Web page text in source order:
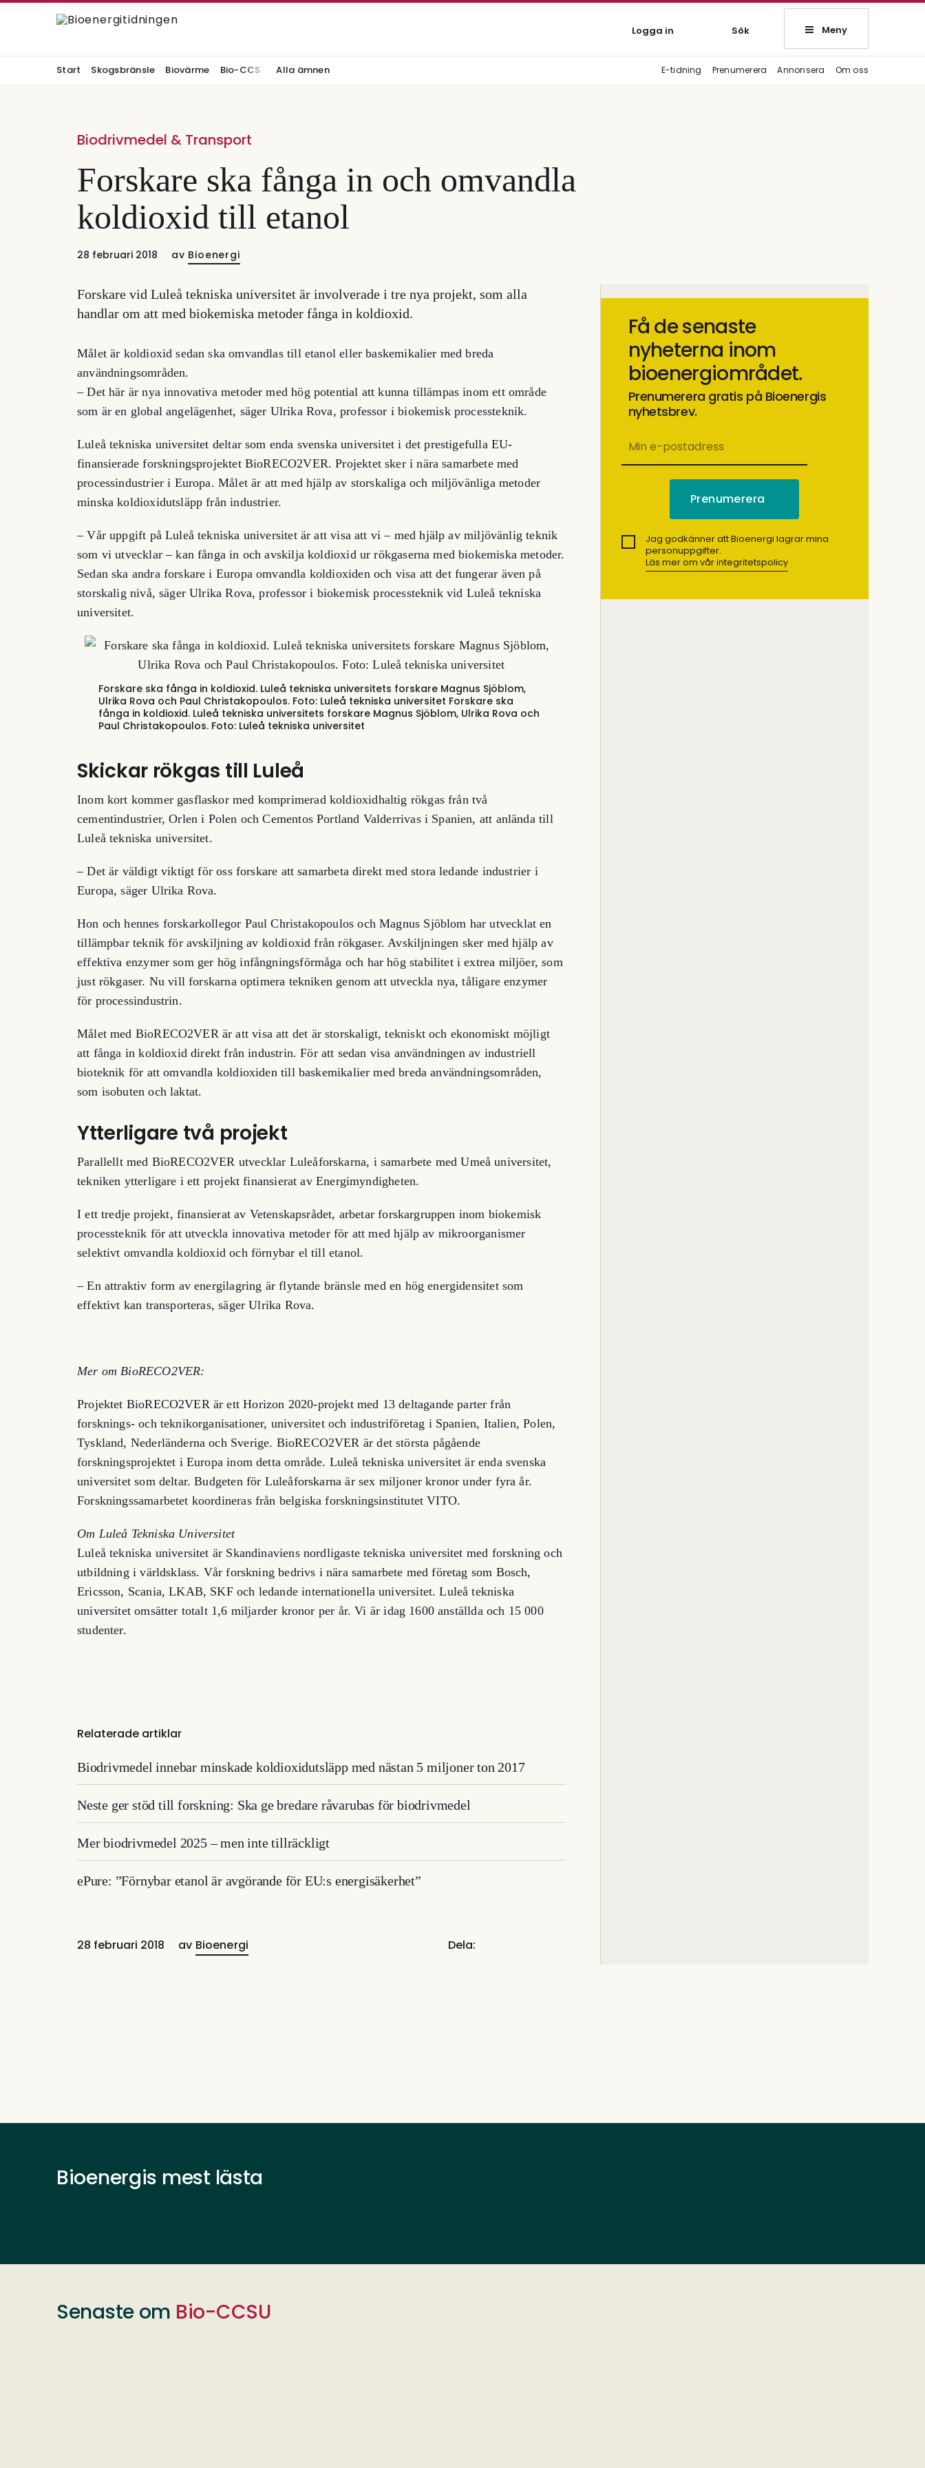
Logga in Sök Meny
Start Skogsbränsle Biovärme Bio-CCS Alla ämnen E-tidning Prenumerera Annonsera Om oss
Biodrivmedel & Transport
Forskare ska fånga in och omvandla
koldioxid till etanol
28 februari 2018 av Bioenergi
Forskare vid Luleå tekniska universitet är involverade i tre nya projekt, som alla
handlar om att med biokemiska metoder fånga in koldioxid.
Målet är koldioxid sedan ska omvandlas till etanol eller baskemikalier med breda
användningsområden.
– Det här är nya innovativa metoder med hög potential att kunna tillämpas inom ett område
som är en global angelägenhet, säger Ulrika Rova, professor i biokemisk processteknik.
Luleå tekniska universitet deltar som enda svenska universitet i det prestigefulla EU-
finansierade forskningsprojektet BioRECO2VER. Projektet sker i nära samarbete med
processindustrier i Europa. Målet är att med hjälp av storskaliga och miljövänliga metoder
minska koldioxidutsläpp från industrier.
– Vår uppgift på Luleå tekniska universitet är att visa att vi – med hjälp av miljövänlig teknik
som vi utvecklar – kan fånga in och avskilja koldioxid ur rökgaserna med biokemiska metoder.
Sedan ska andra forskare i Europa omvandla koldioxiden och visa att det fungerar även på
storskalig nivå, säger Ulrika Rova, professor i biokemisk processteknik vid Luleå tekniska
universitet.
Forskare ska fånga in koldioxid. Luleå tekniska universitets forskare Magnus Sjöblom,
Ulrika Rova och Paul Christakopoulos. Foto: Luleå tekniska universitet Forskare ska
fånga in koldioxid. Luleå tekniska universitets forskare Magnus Sjöblom, Ulrika Rova och
Paul Christakopoulos. Foto: Luleå tekniska universitet
Skickar rökgas till Luleå
Inom kort kommer gasflaskor med komprimerad koldioxidhaltig rökgas från två
cementindustrier, Orlen i Polen och Cementos Portland Valderrivas i Spanien, att anlända till
Luleå tekniska universitet.
– Det är väldigt viktigt för oss forskare att samarbeta direkt med stora ledande industrier i
Europa, säger Ulrika Rova.
Hon och hennes forskarkollegor Paul Christakopoulos och Magnus Sjöblom har utvecklat en
tillämpbar teknik för avskiljning av koldioxid från rökgaser. Avskiljningen sker med hjälp av
effektiva enzymer som ger hög infångningsförmåga och har hög stabilitet i extrea miljöer, som
just rökgaser. Nu vill forskarna optimera tekniken genom att utveckla nya, tåligare enzymer
för processindustrin.
Målet med BioRECO2VER är att visa att det är storskaligt, tekniskt och ekonomiskt möjligt
att fånga in koldioxid direkt från industrin. För att sedan visa användningen av industriell
bioteknik för att omvandla koldioxiden till baskemikalier med breda användningsområden,
som isobuten och laktat.
Ytterligare två projekt
Parallellt med BioRECO2VER utvecklar Luleåforskarna, i samarbete med Umeå universitet,
tekniken ytterligare i ett projekt finansierat av Energimyndigheten.
I ett tredje projekt, finansierat av Vetenskapsrådet, arbetar forskargruppen inom biokemisk
processteknik för att utveckla innovativa metoder för att med hjälp av mikroorganismer
selektivt omvandla koldioxid och förnybar el till etanol.
– En attraktiv form av energilagring är flytande bränsle med en hög energidensitet som
effektivt kan transporteras, säger Ulrika Rova.
Mer om BioRECO2VER:
Projektet BioRECO2VER är ett Horizon 2020-projekt med 13 deltagande parter från
forsknings- och teknikorganisationer, universitet och industriföretag i Spanien, Italien, Polen,
Tyskland, Nederländerna och Sverige. BioRECO2VER är det största pågående
forskningsprojektet i Europa inom detta område. Luleå tekniska universitet är enda svenska
universitet som deltar. Budgeten för Luleåforskarna är sex miljoner kronor under fyra år.
Forskningssamarbetet koordineras från belgiska forskningsinstitutet VITO.
Om Luleå Tekniska Universitet
Luleå tekniska universitet är Skandinaviens nordligaste tekniska universitet med forskning och
utbildning i världsklass. Vår forskning bedrivs i nära samarbete med företag som Bosch,
Ericsson, Scania, LKAB, SKF och ledande internationella universitet. Luleå tekniska
universitet omsätter totalt 1,6 miljarder kronor per år. Vi är idag 1600 anställda och 15 000
studenter.
Relaterade artiklar
Biodrivmedel innebar minskade koldioxidutsläpp med nästan 5 miljoner ton 2017
Neste ger stöd till forskning: Ska ge bredare råvarubas för biodrivmedel
Mer biodrivmedel 2025 – men inte tillräckligt
ePure: ”Förnybar etanol är avgörande för EU:s energisäkerhet”
28 februari 2018 av Bioenergi Dela:
Få de senaste
nyheterna inom
bioenergiområdet.
Prenumerera gratis på Bioenergis
nyhetsbrev.
Jag godkänner att Bioenergi lagrar mina
personuppgifter.
Läs mer om vår integritetspolicy
Bioenergis mest lästa
Senaste om Bio-CCSU